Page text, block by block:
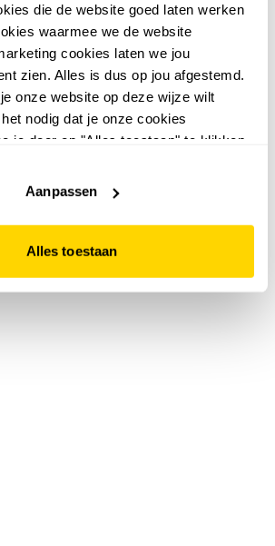
die de website goed laten werken
waarmee we de website
cookies laten we jou
zien. Alles is dus op jou afgestemd.
onze website op deze wijze wilt
nodig dat je onze cookies
je door op "Alles toestaan" te klikken.
functioneert.
Aanpassen
Alles toestaan